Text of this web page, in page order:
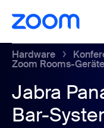
wechseln
Chat wechseln
Hardware
Zoom Rooms-Geräte
Jabra
Bar-